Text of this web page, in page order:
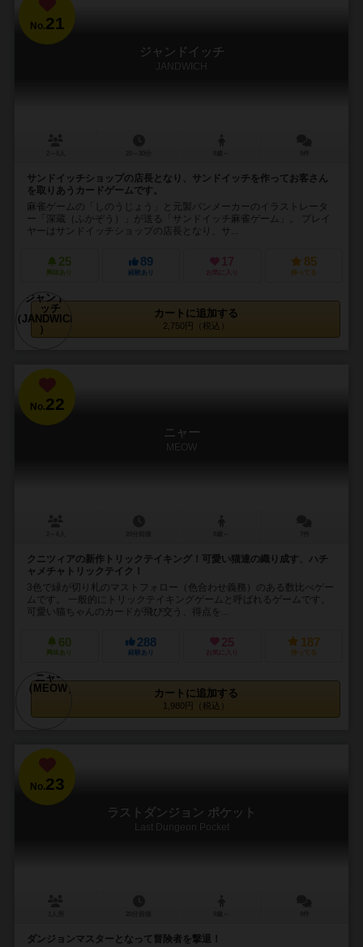
No.21
ジャンドイッチ
JANDWICH
サンドイッチショップの店長となり、サンドイッチを作ってお客さん
を取りあうカードゲームです。
麻雀ゲームの「しのうじょう」と元製パンメーカーのイラストレータ
ー「深蔵（ふかぞう）」が送る「サンドイッチ麻雀ゲーム」。 プレイ
ヤーはサンドイッチショップの店長となり、サ...
25
興味あり
89
経験あり
17
お気に入り
85
持ってる
カートに追加する
2,750円（税込）
No.22
ニャー
MEOW
クニツィアの新作トリックテイキング！可愛い猫達の織り成す、ハチ
ャメチャトリックテイク！
3色で緑が切り札のマストフォロー（色合わせ義務）のある数比べゲー
ムです。 一般的にトリックテイキングゲームと呼ばれるゲームです。
可愛い猫ちゃんのカードが飛び交う、得点を...
60
興味あり
288
経験あり
25
お気に入り
187
持ってる
カートに追加する
1,980円（税込）
No.23
ラストダンジョン ポケット
Last Dungeon Pocket
ダンジョンマスターとなって冒険者を撃退！